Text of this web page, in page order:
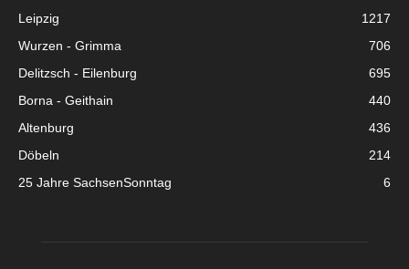
Leipzig
1217
Wurzen - Grimma
706
Delitzsch - Eilenburg
695
Borna - Geithain
440
Altenburg
436
Döbeln
214
25 Jahre SachsenSonntag
6